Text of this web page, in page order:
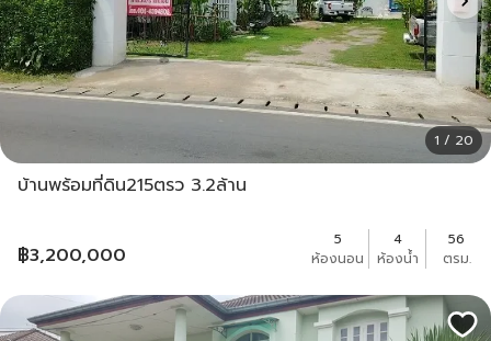
1 / 20
บ้านพร้อมที่ดิน215ตรว​ 3.2ล้าน
฿3,200,000
5
ห้องนอน
4
ห้องน้ำ
56
ตรม.